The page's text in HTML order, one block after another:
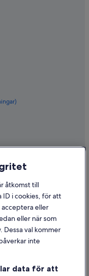
åtkomst till
ID i cookies, för att
eller
eller när som
Dessa val kommer
inte
data för att